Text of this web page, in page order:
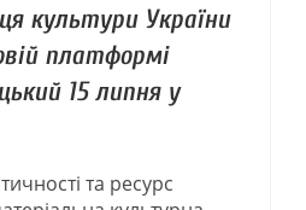
культури України
платформі
15 липня у
та ресурс